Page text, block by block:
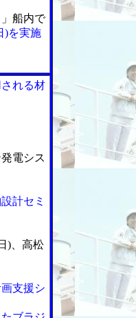
船内で
)を実施
れる材
電シス
計セミ
)、高松
支援シ